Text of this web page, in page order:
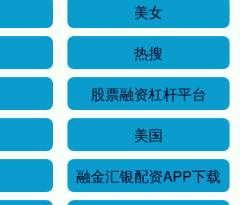
美女
热搜
股票融资杠杆平台
美国
融金汇银配资APP下载